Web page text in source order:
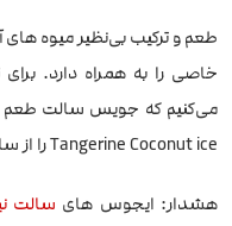
طعم و ترکیب بی‌نظیر میوه های
خاصی را به همراه دارد.
Tangerine Coconut ice را از سایت ویپ ایران خریداری نمایید.
هشدار: ایجوس های سالت